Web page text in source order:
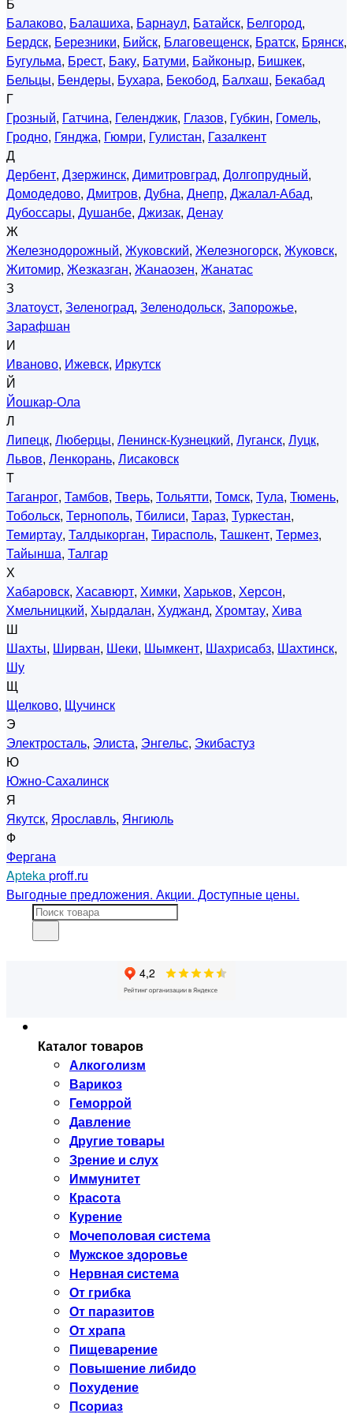
Балаково, Балашиха, Барнаул, Батайск, Белгород,
Бердск, Березники, Бийск, Благовещенск, Братск, Брянск,
Бугульма, Брест, Баку, Батуми, Байконыр, Бишкек,
Бельцы, Бендеры, Бухара, Бекобод, Балхаш, Бекабад
Г
Грозный, Гатчина, Геленджик, Глазов, Губкин, Гомель,
Гродно, Гянджа, Гюмри, Гулистан, Газалкент
Д
Дербент, Дзержинск, Димитровград, Долгопрудный,
Домодедово, Дмитров, Дубна, Днепр, Джалал-Абад,
Дубоссары, Душанбе, Джизак, Денау
Ж
Железнодорожный, Жуковский, Железногорск, Жуковск,
Житомир, Жезказган, Жанаозен, Жанатас
З
Златоуст, Зеленоград, Зеленодольск, Запорожье,
Зарафшан
И
Иваново, Ижевск, Иркутск
Й
Йошкар-Ола
Л
Липецк, Люберцы, Ленинск-Кузнецкий, Луганск, Луцк,
Львов, Ленкорань, Лисаковск
Т
Таганрог, Тамбов, Тверь, Тольятти, Томск, Тула, Тюмень,
Тобольск, Тернополь, Тбилиси, Тараз, Туркестан,
Темиртау, Талдыкорган, Тирасполь, Ташкент, Термез,
Тайынша, Талгар
Х
Хабаровск, Хасавюрт, Химки, Харьков, Херсон,
Хмельницкий, Хырдалан, Худжанд, Хромтау, Хива
Ш
Шахты, Ширван, Шеки, Шымкент, Шахрисабз, Шахтинск,
Шу
Щ
Щелково, Щучинск
Э
Электросталь, Элиста, Энгельс, Экибастуз
Ю
Южно-Сахалинск
Я
Якутск, Ярославль, Янгиюль
Ф
Фергана
Aptekaproff.ru
Выгодные предложения. Акции. Доступные цены.
Каталог товаров
Алкоголизм
Варикоз
Геморрой
Давление
Другие товары
Зрение и слух
Иммунитет
Красота
Курение
Мочеполовая система
Мужское здоровье
Нервная система
От грибка
От паразитов
От храпа
Пищеварение
Повышение либидо
Похудение
Псориаз